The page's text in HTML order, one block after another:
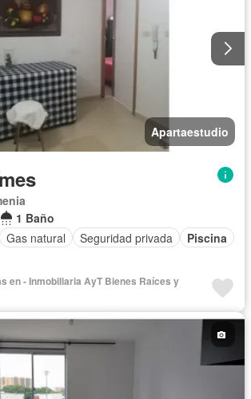
Apartaestudio
1 Baño
Gas natural Seguridad privada
Piscina
en - Inmobiliaria AyT Bienes Raíces y